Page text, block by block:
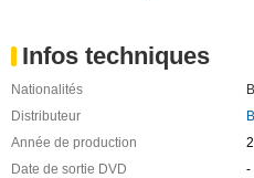
Infos techniques
Nationalités
Distributeur
Année de production
Date de sortie DVD
-